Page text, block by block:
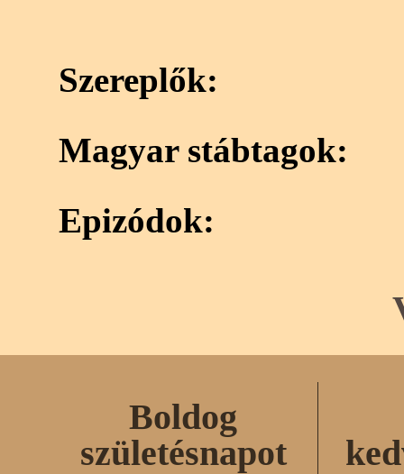
Szereplők:
Magyar stábtagok:
Epizódok:
Boldog
születésnapot